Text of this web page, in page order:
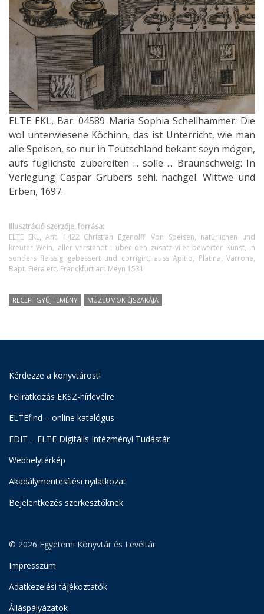
ELTE EKL, Bar. 04589 Maria Sophia Schellhammer: Die
wol unterwiesene Köchinn, das ist Unterricht, wie man
alle Speisen, so nur in Teutschland bekant seyn mögen,
aufs füglichste zubereiten ... solle ... Braunschweig: In
Verlegung Caspar Grubers sehl. nachgel. Wittwe und
Erben, 1697.
Illusztráció szerzője, forrása:
ELTE EKL, Ant. 1422 Christian Egenolff: Von Speisen, natürlichen und
kreuter Wein, aller verstandt : uber den zusatz viler bewerter Künst, in
sonders fleissig gebessert und corrigirt, auss Apitio, Platina, Varrone,
Bapt. Fiera etc. Franckfurt am Meyn 1531
RECEPTGYŰJTEMÉNY MÚZEUMOK ÉJSZAKÁJA
Kérdezze a könyvtárost!
Feliratkozás EKSZ-hírlevélre
ELTEfind – online katalógus
EDIT – ELTE Digitális Intézményi Tudástár
Webhelytérkép
Akadálymentesítési nyilatkozat
Bejelentkezés szerkesztőknek
© 2026 Egyetemi Könyvtár és Levéltár
Impresszum
Adatkezelési tájékoztatók
Álláspályázatok